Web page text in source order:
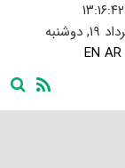
۱۳:۱۶:۴۳
EN AR